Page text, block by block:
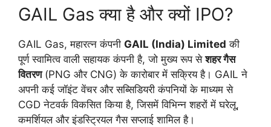
GAIL Gas क्या है और क्यों IPO?
GAIL Gas, महारत्न कंपनी GAIL (India) Limited की
पूर्ण स्वामित्व वाली सहायक कंपनी है, जो मुख्य रूप सेशहर गैस
वितरण(PNG और CNG) के कारोबार में सक्रिय है। GAIL ने
अपनी कई जॉइंट वेंचर और सब्सिडियरी कंपनियों के माध्यम से
CGD नेटवर्क विकसित किया है, जिसमें विभिन्न शहरों में घरेलू,
कमर्शियल और इंडस्ट्रियल गैस सप्लाई शामिल है।